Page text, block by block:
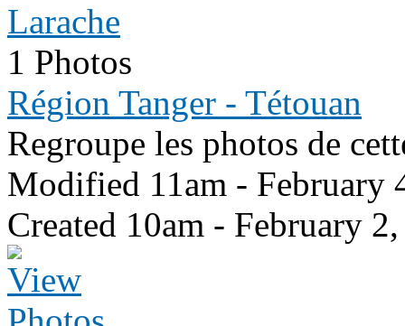
Larache
1 Photos
Région Tanger - Tétouan
Regroupe les photos de
Modified 11am - February
Created 10am - February